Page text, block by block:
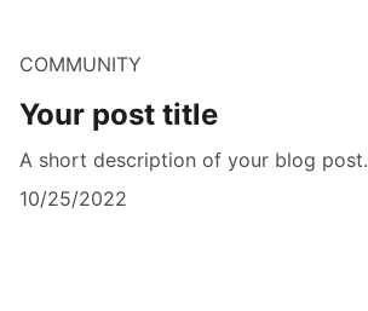
COMMUNITY
Your post title
A short description of your blog post.
10/25/2022